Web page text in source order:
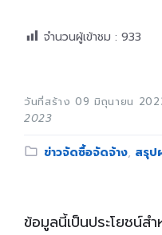
จำนวนผู้เข้าชม : 933
วันที่สร้าง 09 มิถุนายน
2023
Category:
ข่าวจัดซื้อจัดจ้าง, สรุป
ข้อมูลนี้เป็นประโยชน์